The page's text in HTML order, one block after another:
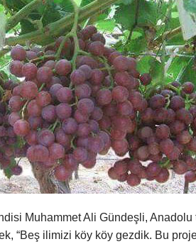
Muhammet Ali Gündeşli, Anadolu
“Beş ilimizi köy köy gezdik. Bu